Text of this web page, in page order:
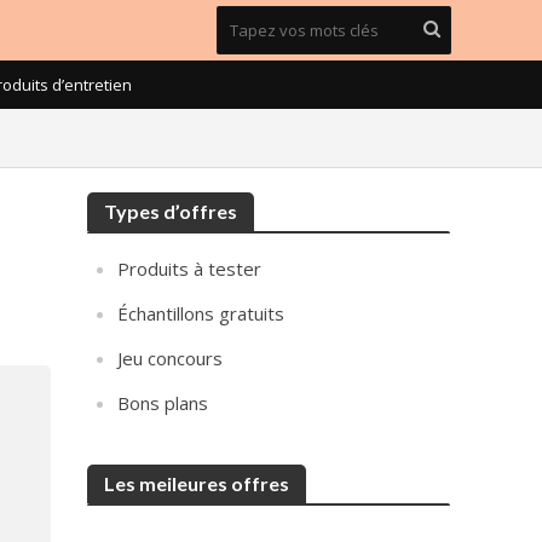
d’entretien
Types d’offres
Produits à tester
Échantillons gratuits
Jeu concours
Bons plans
Les meileures offres